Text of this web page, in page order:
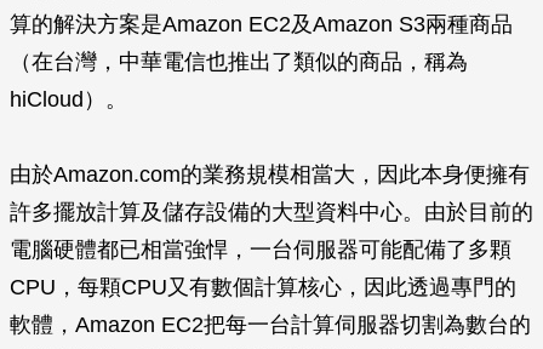
算的解決方案是Amazon EC2及Amazon S3兩種商品
（在台灣，中華電信也推出了類似的商品，稱為
hiCloud）。
由於Amazon.com的業務規模相當大，因此本身便擁有
許多擺放計算及儲存設備的大型資料中心。由於目前的
電腦硬體都已相當強悍，一台伺服器可能配備了多顆
CPU，每顆CPU又有數個計算核心，因此透過專門的
軟體，Amazon EC2把每一台計算伺服器切割為數台的